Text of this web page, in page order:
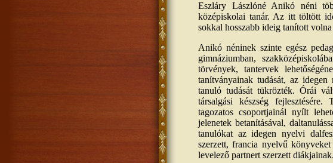
Eszláry Lászlóné Anikó néni
középiskolai tanár. Az itt töltött
sokkal hosszabb ideig tanított
Anikó néninek szinte egész
gimnáziumban,
törvények, tantervek
tanítványainak tudását, az
tanuló tudását tükrözték. Órái
társalgási készség
tagozatos csoportjainál nyílt
jelenetek betanításával,
tanulókat az idegen nyelvi
szerzett, francia nyelvű
levelező partnert szerzett diákjainak.